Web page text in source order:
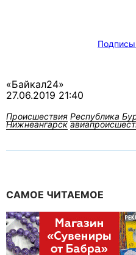
«Байкал24»
27.06.2019 21:40
Происшествия Республика
Нижнеангарск
САМОЕ ЧИТАЕМОЕ